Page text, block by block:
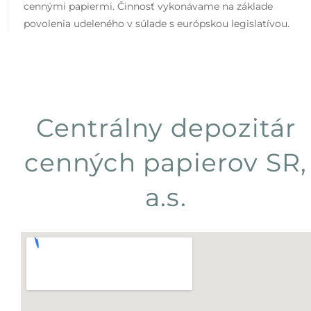
cennými papiermi. Činnosť vykonávame na základe
povolenia udeleného v súlade s európskou legislatívou.
Centrálny depozitár
cenných papierov SR,
a.s.